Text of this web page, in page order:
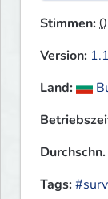
Stimmen:0
Version:
Land:
Tags: